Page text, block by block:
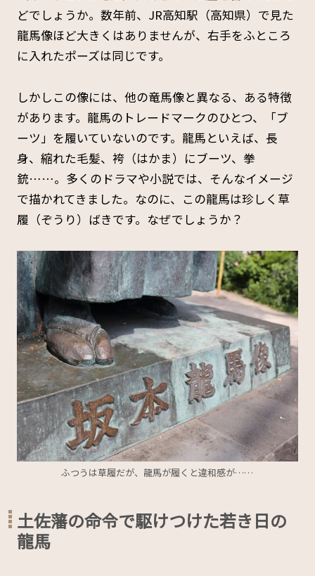
どでしょうか。数年前、JR高知駅（高知県）で見た
龍馬像ほど大きくはありませんが、右手をふところ
に入れたポーズは同じです。
しかしこの像には、他の竜馬像と異なる、ある特徴
があります。龍馬のトレードマークのひとつ、「ブ
ーツ」を履いていないのです。龍馬といえば、長
身、縮れた毛髪、袴（はかま）にブーツ、拳
銃……。多くのドラマや小説では、そんなイメージ
で描かれてきました。なのに、この龍馬は珍しく草
履（ぞうり）ばきです。なぜでしょうか？
ふつうは草履だが、龍馬が履くと違和感が……
土佐藩の命令で駆けつけた若き日の
龍馬